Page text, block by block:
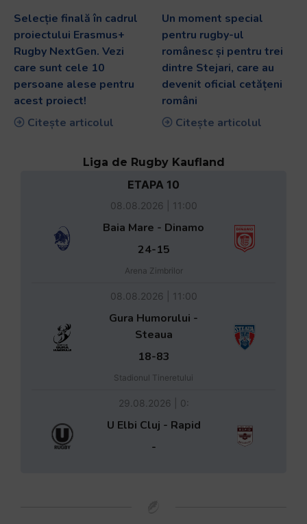
Selecție finală în cadrul
proiectului Erasmus+
Rugby NextGen. Vezi
care sunt cele 10
persoane alese pentru
acest proiect!
Citește articolul
Un moment special
pentru rugby-ul
românesc și pentru trei
dintre Stejari, care au
devenit oficial cetățeni
români
Citește articolul
Liga de Rugby Kaufland
ETAPA 10
08.08.2026 | 11:00
Baia Mare - Dinamo
24-15
Arena Zimbrilor
08.08.2026 | 11:00
Gura Humorului -
Steaua
18-83
Stadionul Tineretului
29.08.2026 | 0:
U Elbi Cluj - Rapid
-